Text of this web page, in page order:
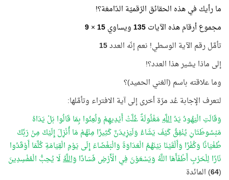
ما رأيك في هذه الحقائق الرّقميّة الدّامغة؟!
مجموع أرقام هذه الآيات135ويساوي15
×
9
تأمَّل رقم الآية الوسطي! نعم إنّه العدد15
إلى ماذا يشير هذا العدد؟!
وما علاقته باسم (الغني الحميد)؟
لتعرف الإجابة عُد مرّة أخرى إلى آية الافتراء وتأمَّلها:
وَقَالَتِ الْيَهُودُ يَدُاللَّهِمَغْلُولَةٌ غُلَّتْ أَيْدِيهِمْ وَلُعِنُوا بِمَا قَالُوا بَلْ يَدَاهُ
مَبْسُوطَتَانِ يُنْفِقُ كَيْفَ يَشَاءُ وَلَيَزِيدَنَّ كَثِيرًا مِنْهُمْ مَا أُنْزِلَ إِلَيْكَ مِنْ رَبِّكَ
طُغْيَانًا وَكُفْرًا وَأَلْقَيْنَا بَيْنَهُمُ الْعَدَاوَةَ وَالْبَغْضَاءَ إِلَى يَوْمِ الْقِيَامَةِ كُلَّمَا أَوْقَدُوا
نَارًا لِلْحَرْبِ أَطْفَأَهَا اللَّهُ وَيَسْعَوْنَ فِي الْأَرْضِ فَسَادًا وَاللَّهُلَا يُحِبُّ الْمُفْسِدِينَ
(
64) المائدة